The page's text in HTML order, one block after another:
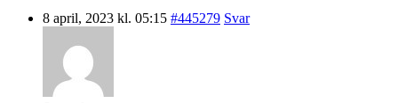
8 april, 2023 kl. 05:15 #445279 Svar